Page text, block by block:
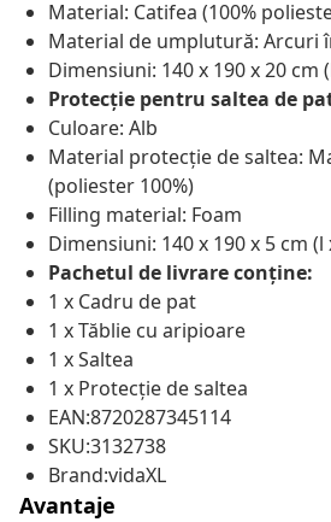
Material: Catifea (100%
Material de umplutură: Arcuri
Dimensiuni: 140 x 190 x 20 cm
Protecție pentru saltea de
Culoare: Alb
Material protecție de saltea:
(poliester 100%)
Filling material: Foam
Dimensiuni: 140 x 190 x 5 cm (l
Pachetul de livrare conține:
1 x Cadru de pat
1 x Tăblie cu aripioare
1 x Saltea
1 x Protecție de saltea
EAN:8720287345114
SKU:3132738
Brand:vidaXL
Avantaje